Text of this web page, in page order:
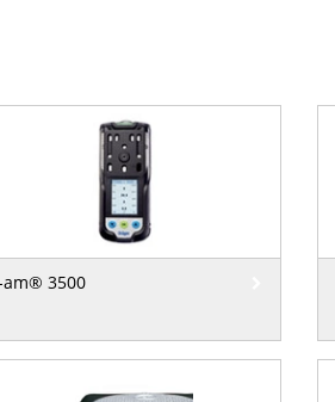
am® 3500